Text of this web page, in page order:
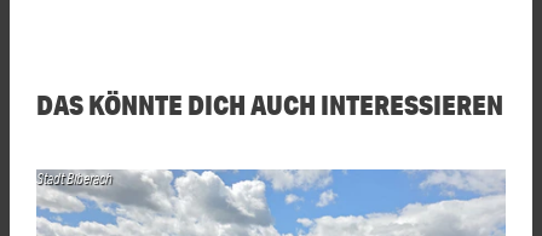
DAS KÖNNTE DICH AUCH INTERESSIEREN
Stadt Biberach